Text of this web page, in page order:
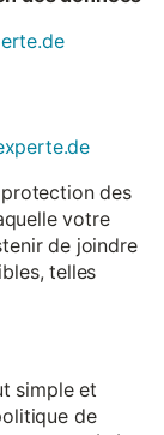
des
votre
de joindre
telles
simple et
de